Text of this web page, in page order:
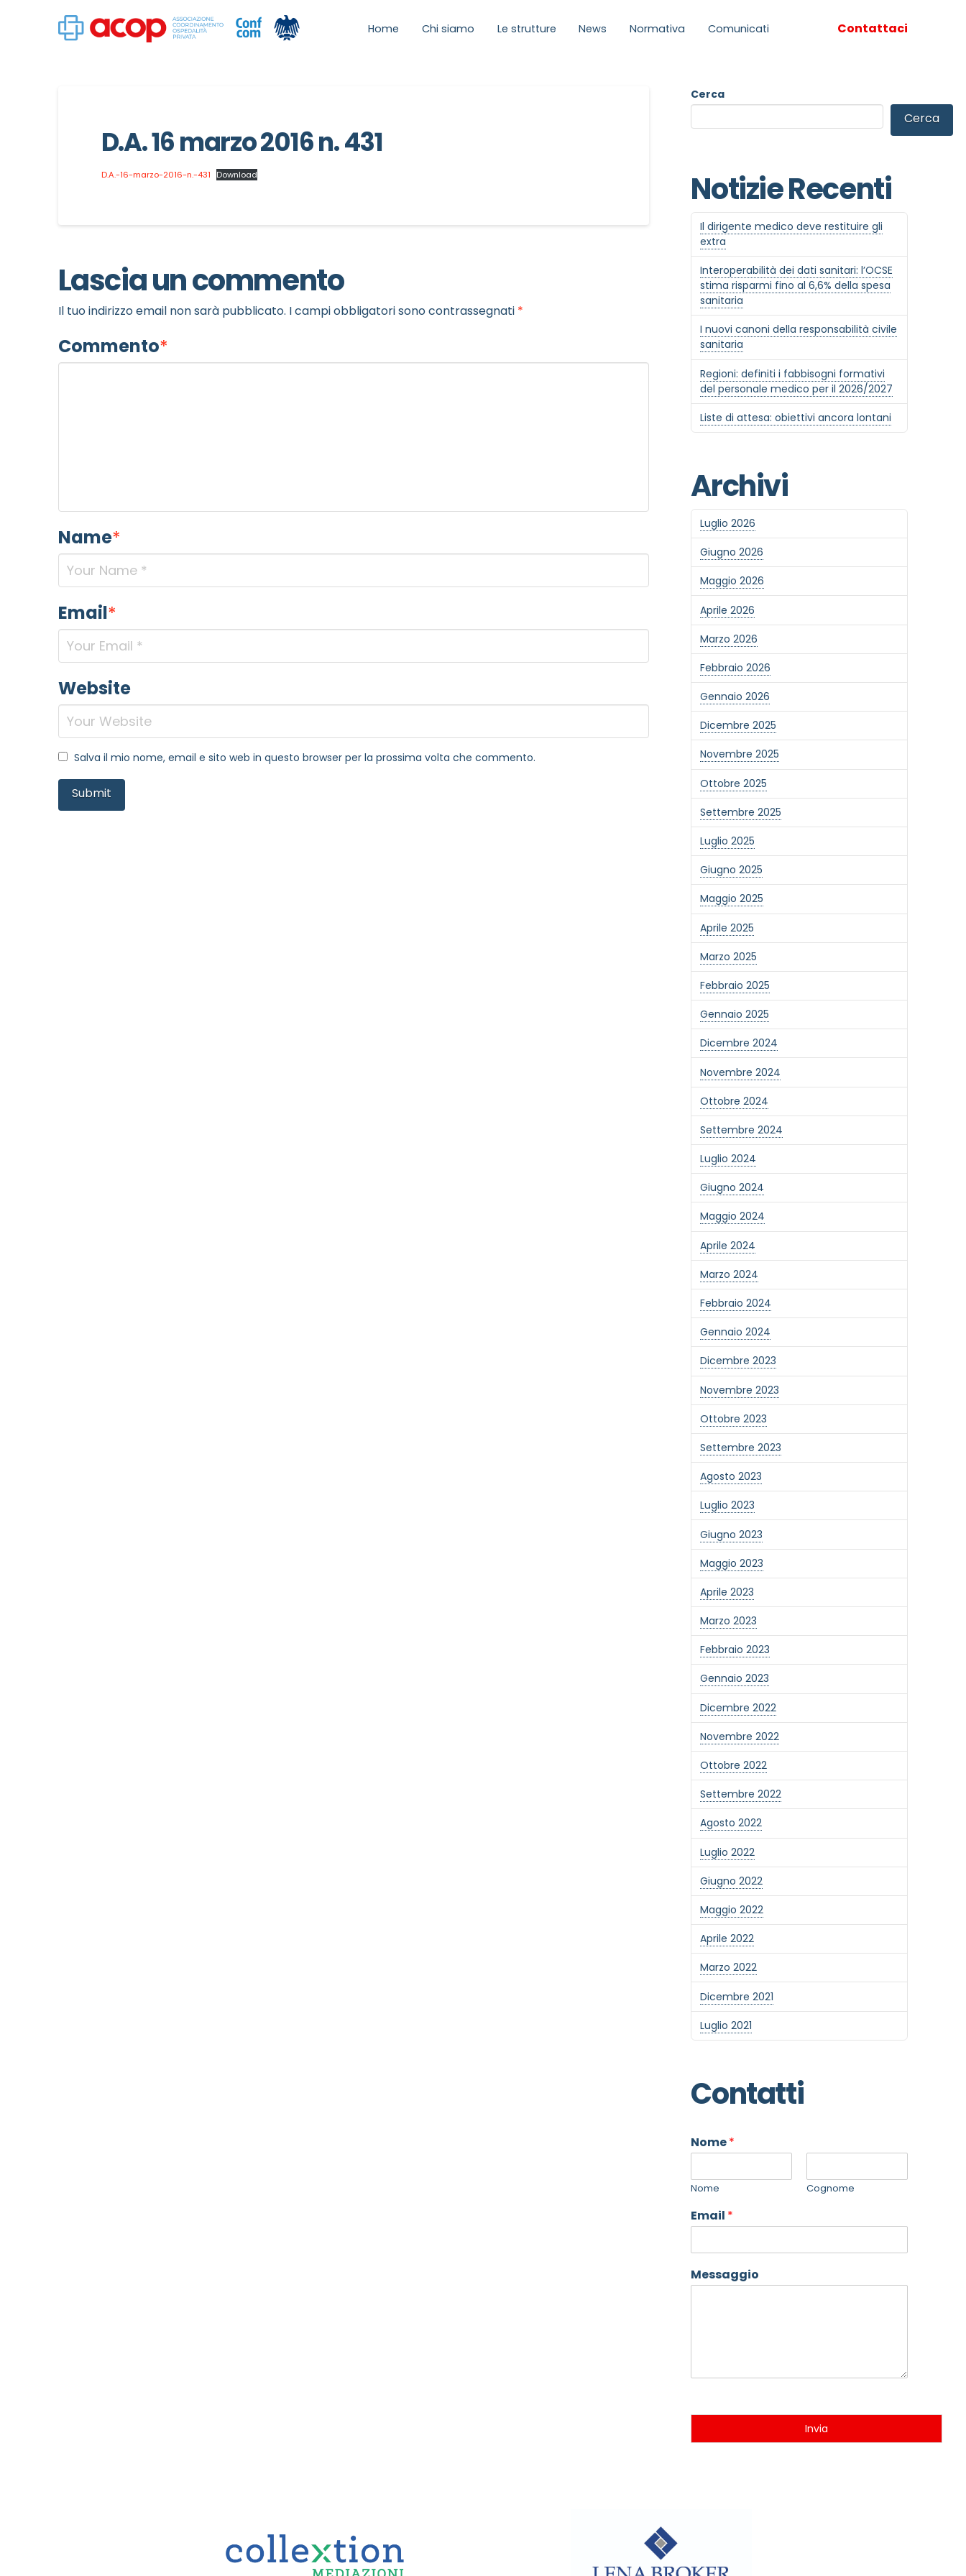
Home Chi siamo Le strutture News Normativa Comunicati Contattaci
D.A. 16 marzo 2016 n. 431
D.A.-16-marzo-2016-n.-431 Download
Lascia un commento
Il tuo indirizzo email non sarà pubblicato. I campi obbligatori sono contrassegnati *
Commento*
Name*
Email*
Website
Salva il mio nome, email e sito web in questo browser per la prossima volta che commento.
Cerca
Cerca
Notizie Recenti
Il dirigente medico deve restituire gli
extra
Interoperabilità dei dati sanitari: l’OCSE
stima risparmi fino al 6,6% della spesa
sanitaria
I nuovi canoni della responsabilità civile
sanitaria
Regioni: definiti i fabbisogni formativi
del personale medico per il 2026/2027
Liste di attesa: obiettivi ancora lontani
Archivi
Luglio 2026
Giugno 2026
Maggio 2026
Aprile 2026
Marzo 2026
Febbraio 2026
Gennaio 2026
Dicembre 2025
Novembre 2025
Ottobre 2025
Settembre 2025
Luglio 2025
Giugno 2025
Maggio 2025
Aprile 2025
Marzo 2025
Febbraio 2025
Gennaio 2025
Dicembre 2024
Novembre 2024
Ottobre 2024
Settembre 2024
Luglio 2024
Giugno 2024
Maggio 2024
Aprile 2024
Marzo 2024
Febbraio 2024
Gennaio 2024
Dicembre 2023
Novembre 2023
Ottobre 2023
Settembre 2023
Agosto 2023
Luglio 2023
Giugno 2023
Maggio 2023
Aprile 2023
Marzo 2023
Febbraio 2023
Gennaio 2023
Dicembre 2022
Novembre 2022
Ottobre 2022
Settembre 2022
Agosto 2022
Luglio 2022
Giugno 2022
Maggio 2022
Aprile 2022
Marzo 2022
Dicembre 2021
Luglio 2021
Contatti
Nome*
Nome Cognome
Email *
Messaggio
Invia
Desidero rimanere aggiornato sulle ultime novità dell'Associazione tramite l'iscrizione alla newsletter